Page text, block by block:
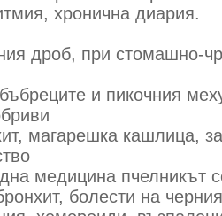
хронична диария.
дроб, при стомашно-
и пикочния
магарешка кашлица,
медицина пчелникът
болести на